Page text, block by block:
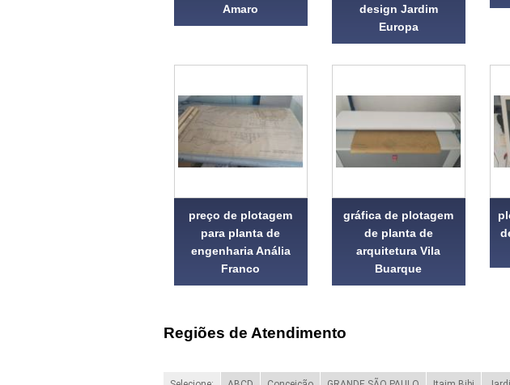
Amaro
design Jardim
Europa
preço de plotagem
para planta de
engenharia Anália
Franco
gráfica de plotagem
de planta de
arquitetura Vila
Buarque
Regiões de Atendimento